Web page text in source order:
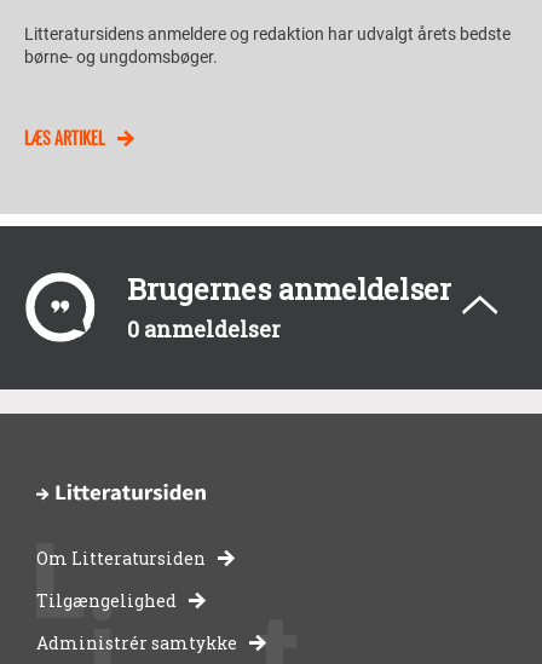
Litteratursidens anmeldere og redaktion har udvalgt årets bedste
børne- og ungdomsbøger.
LÆS ARTIKEL
Brugernes anmeldelser
0 anmeldelser
-
Om Litteratursiden
Tilgængelighed
Administrér samtykke